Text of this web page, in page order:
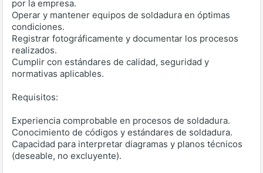
por la empresa.
Operar y mantener equipos de soldadura en óptimas
condiciones.
Registrar fotográficamente y documentar los procesos
realizados.
Cumplir con estándares de calidad, seguridad y
normativas aplicables.
Requisitos:
Experiencia comprobable en procesos de soldadura.
Conocimiento de códigos y estándares de soldadura.
Capacidad para interpretar diagramas y planos técnicos
(deseable, no excluyente).